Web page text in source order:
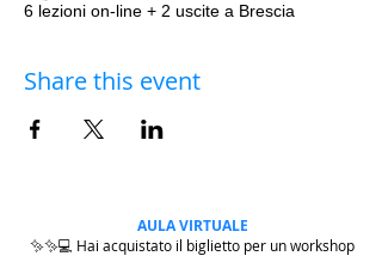
6 lezioni on-line + 2 uscite a Brescia
Share this event
AULA VIRTUALE
✨✨💻 Hai acquistato il biglietto per un workshop